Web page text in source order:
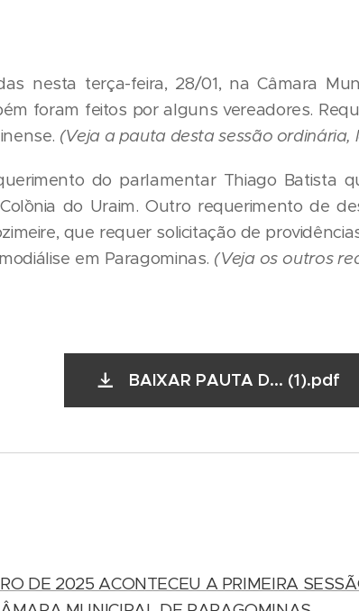
nesta terça-feira, 28/01, na Câmara
foram feitos por alguns vereadores.
(Veja a pauta desta sessão ordinária,
do parlamentar Thiago Batista
do Uraim. Outro requerimento de
que requer solicitação de
em Paragominas. (Veja os outros
BAIXAR PAUTA D... (1).pdf
DE 2025 ACONTECEU A PRIMEIRA